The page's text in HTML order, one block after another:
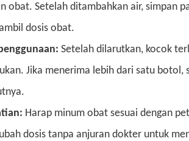
obat. Setelah ditambahkan air, simpan
dosis obat.
Setelah dilarutkan, kocok
Jika menerima lebih dari satu botol,
Harap minum obat sesuai dengan
dosis tanpa anjuran dokter untuk